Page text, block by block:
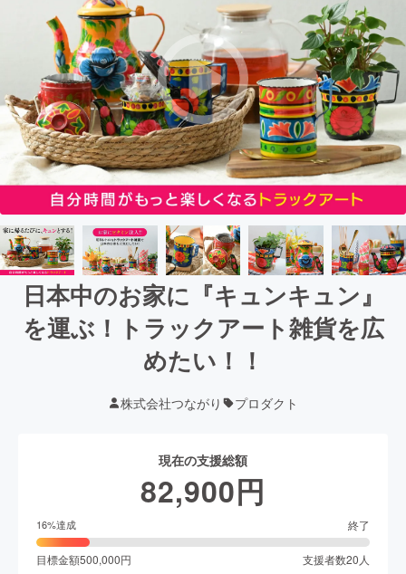
日本中のお家に『キュンキュン』
を運ぶ！トラックアート雑貨を広
めたい！！
株式会社つながり プロダクト
現在の支援総額
82,900円
16%達成 終了
目標金額500,000円 支援者数20 人